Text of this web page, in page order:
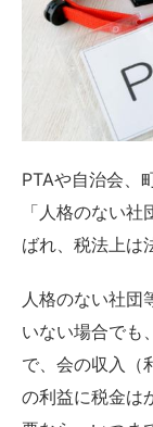
PTAや自治会、
「人格のない
ばれ、税法上は
人格のない社団
いない場合でも
で、会の収入（
の利益に税金は